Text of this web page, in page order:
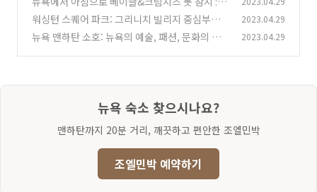
형적인 아침 식사 메뉴 (0)
워싱턴 스퀘어 파크: 그리니치 빌리지 중심부에
있는 사랑받는 만남의 장소
(0)
2023.04.29
뉴욕 맨하탄 소호: 뉴욕의 예술, 패션, 문화의 중
2023.04.29
뉴욕 숙소 찾으시나요?
맨하탄까지 20분 거리, 깨끗하고 편안한 조엘민박
조엘민박 예약하기